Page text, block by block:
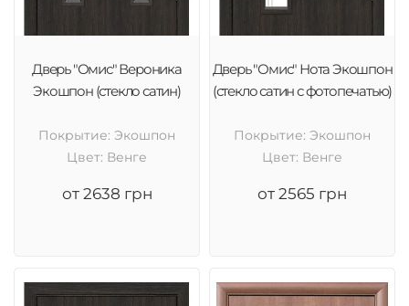
Дверь "Омис" Вероника
Экошпон (стекло сатин)
Покрытие: Экошпон
Цвет: Венге
от 2638 грн
Дверь "Омис" Нота Экошпон
(стекло сатин с фотопечатью)
Покрытие: Экошпон
Цвет: Венге
от 2565 грн